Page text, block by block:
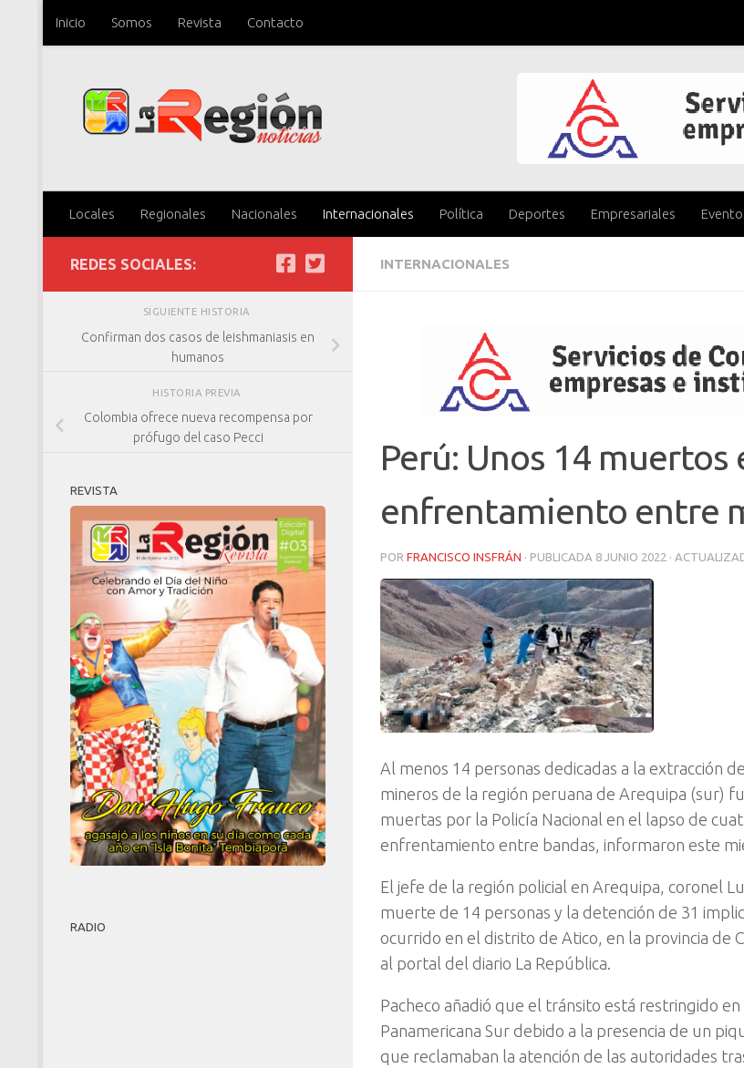
Saltar al contenido
Inicio Somos Revista Contacto
Locales Regionales Nacionales Internacionales Política Deportes Empresariales
INTERNACIONALES
Perú: Unos 14 muertos
enfrentamiento entre
POR FRANCISCO INSFRÁN · PUBLICADA 8 JUNIO 2022 ·
Al menos 14 personas dedicadas a la extracción
mineros de la región peruana de Arequipa (sur)
muertas por la Policía Nacional en el lapso de
enfrentamiento entre bandas, informaron este
El jefe de la región policial en Arequipa, coronel
muerte de 14 personas y la detención de 31
ocurrido en el distrito de Atico, en la provincia de
al portal del diario La República.
Pacheco añadió que el tránsito está restringido
Panamericana Sur debido a la presencia de un
que reclamaban la atención de las autoridades
REDES SOCIALES:
SIGUIENTE HISTORIA
Confirman dos casos de leishmaniasis en
humanos
HISTORIA PREVIA
Colombia ofrece nueva recompensa por
prófugo del caso Pecci
REVISTA
RADIO